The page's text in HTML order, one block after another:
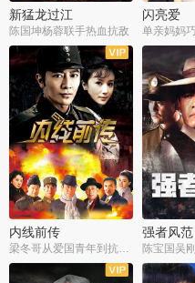
新猛龙过江
陈国坤杨蓉联手热血抗敌
闪亮爱
单亲妈妈
全30集
内线前传
全30集
强者风范
陈宝国吴
全38集
全9集